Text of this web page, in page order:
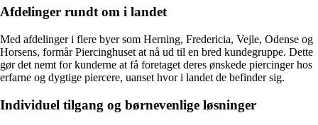
Afdelinger rundt om i landet
Med afdelinger i flere byer som Herning, Fredericia, Vejle, Odense og
Horsens, formår Piercinghuset at nå ud til en bred kundegruppe. Dette
gør det nemt for kunderne at få foretaget deres ønskede piercinger hos
erfarne og dygtige piercere, uanset hvor i landet de befinder sig.
Individuel tilgang og børnevenlige løsninger